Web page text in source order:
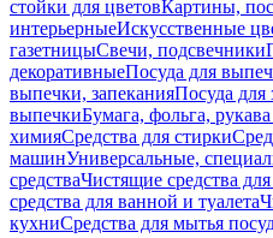
стойки для цветовКартины,
интерьерныеИскусственные
газетницыСвечи, подсвечники
декоративныеПосуда для
выпечки, запеканияПосуда для
выпечкиБумага, фольга,
химияСредства для стирки
машинУниверсальные,
средстваЧистящие средства для
средства для ванной и туалета
кухниСредства для мытья